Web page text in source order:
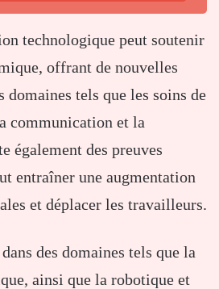
technologique peut soutenir
offrant de nouvelles
domaines tels que les soins de
communication et la
également des preuves
entraîner une augmentation
et déplacer les travailleurs.
des domaines tels que la
ainsi que la robotique et